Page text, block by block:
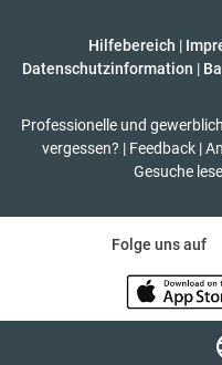
Hilfebereich |
Datenschutzinformation |
Professionelle und
vergessen? | Feedback |
Gesuche
Folge uns auf